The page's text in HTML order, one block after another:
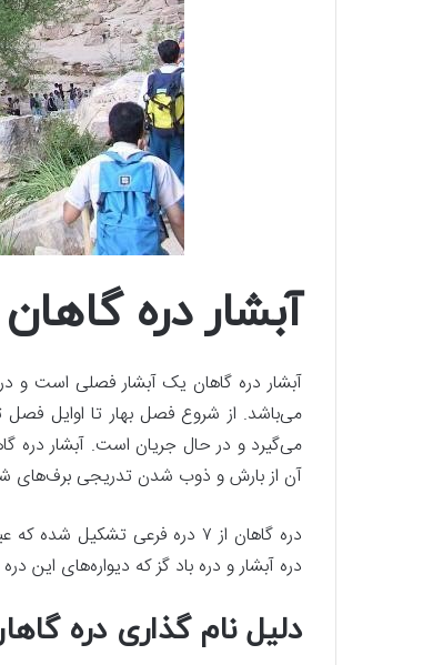
آبشار دره گاهان
می‌باشد. از شروع فصل بهار تا اوایل فصل
می‌گیرد و در حال جریان است. آبشار دره
آن از بارش و ذوب شدن تدریجی برف‌های
دره گاهان از ۷ دره فرعی تشکیل
دره آبشار و دره باد گز که دیواره‌های این دره بیشتر از ۲۰۰ متر
دلیل نام گذاری دره